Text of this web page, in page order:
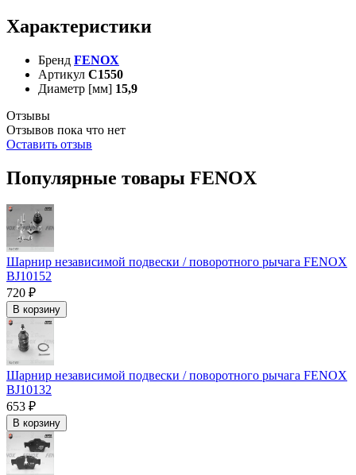
Характеристики
Бренд FENOX
Артикул C1550
Диаметр [мм] 15,9
Отзывы
Отзывов пока что нет
Оставить отзыв
Популярные товары FENOX
Шарнир независимой подвески / поворотного рычага FENOX
BJ10152
720 ₽
В корзину
Шарнир независимой подвески / поворотного рычага FENOX
BJ10132
653 ₽
В корзину